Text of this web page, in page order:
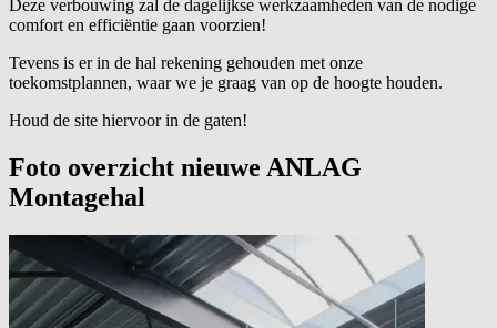
Deze verbouwing zal de dagelijkse werkzaamheden van de nodige
comfort en efficiëntie gaan voorzien!
Tevens is er in de hal rekening gehouden met onze
toekomstplannen, waar we je graag van op de hoogte houden.
Houd de site hiervoor in de gaten!
Foto overzicht nieuwe ANLAG
Montagehal